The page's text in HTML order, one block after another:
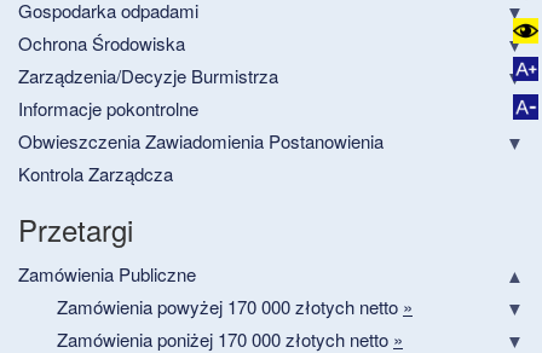
Gospodarka odpadami
Ochrona Środowiska
Zarządzenia/Decyzje Burmistrza
Informacje pokontrolne
Obwieszczenia Zawiadomienia Postanowienia
Kontrola Zarządcza
Przetargi
Zamówienia Publiczne
Zamówienia powyżej 170 000 złotych netto »
Zamówienia poniżej 170 000 złotych netto »